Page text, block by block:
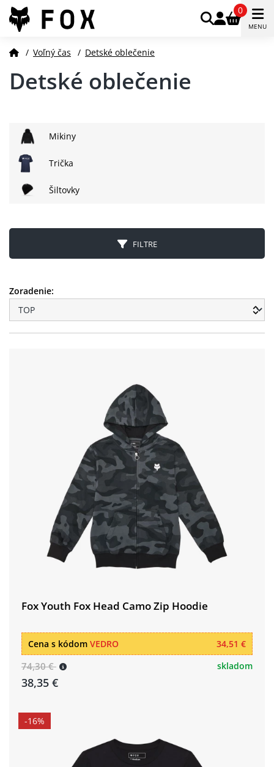
0
MENU
/ Voľný čas / Detské oblečenie
Detské oblečenie
Mikiny
Trička
Šiltovky
FILTRE
Zoradenie:
Fox Youth Fox Head Camo Zip Hoodie
34,51 €
Cena s kódom VEDRO
74,30 €
38,35 €
skladom
-16%